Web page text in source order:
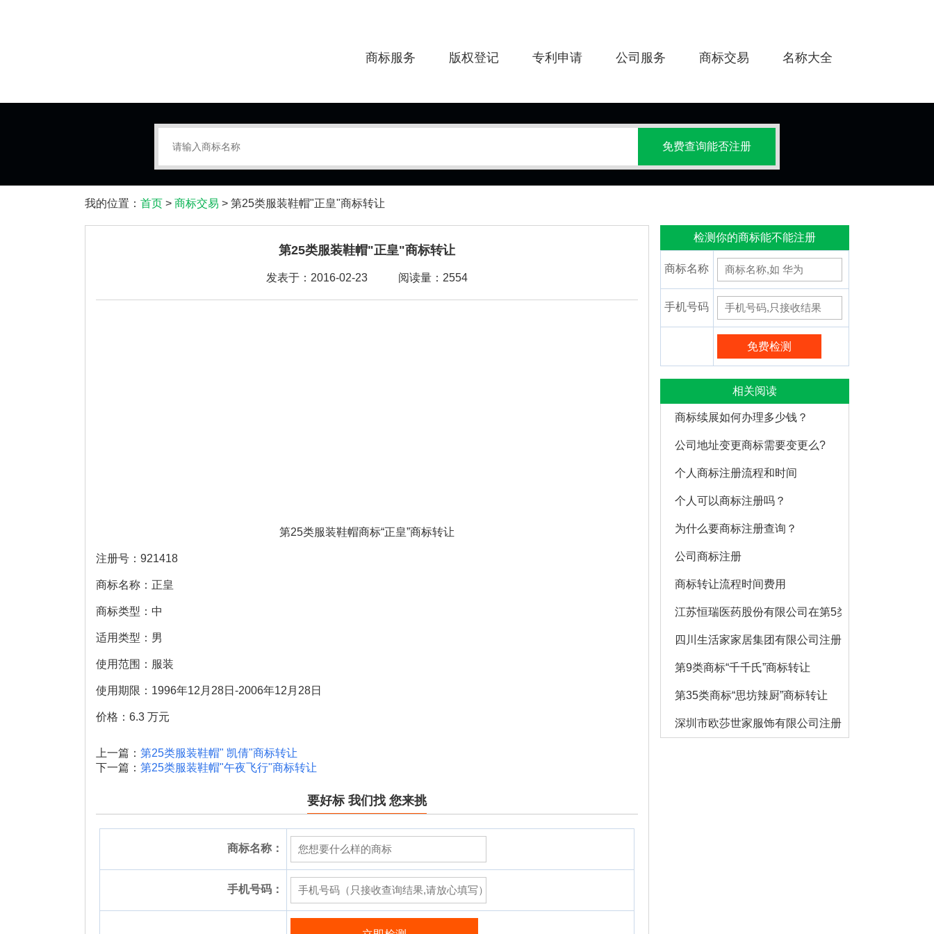
名称大全
商标交易
公司服务
专利申请
版权登记
商标服务
我的位置： 首页 > 商标交易 > 第25类服装鞋帽"正皇"商标转让
第25类服装鞋帽"正皇"商标转让
发表于：2016-02-23 阅读量：2554
第25类服装鞋帽商标“正皇”商标转让
注册号：921418
商标名称：正皇
商标类型：中
适用类型：男
使用范围：服装
使用期限：1996年12月28日-2006年12月28日
价格：6.3 万元
上一篇： 第25类服装鞋帽" 凯倩"商标转让
下一篇： 第25类服装鞋帽"午夜飞行"商标转让
要好标 我们找 您来挑
商标名称：
手机号码：
检测你的商标能不能注册
商标名称
手机号码
相关阅读
商标续展如何办理多少钱？
公司地址变更商标需要变更么?
个人商标注册流程和时间
个人可以商标注册吗？
为什么要商标注册查询？
公司商标注册
商标转让流程时间费用
江苏恒瑞医药股份有限公司在第5类医药品注册的商
四川生活家家居集团有限公司注册了多少个大沫商标
第9类商标“千千氏”商标转让
第35类商标“思坊辣厨”商标转让
深圳市欧莎世家服饰有限公司注册了多少个欧莎家